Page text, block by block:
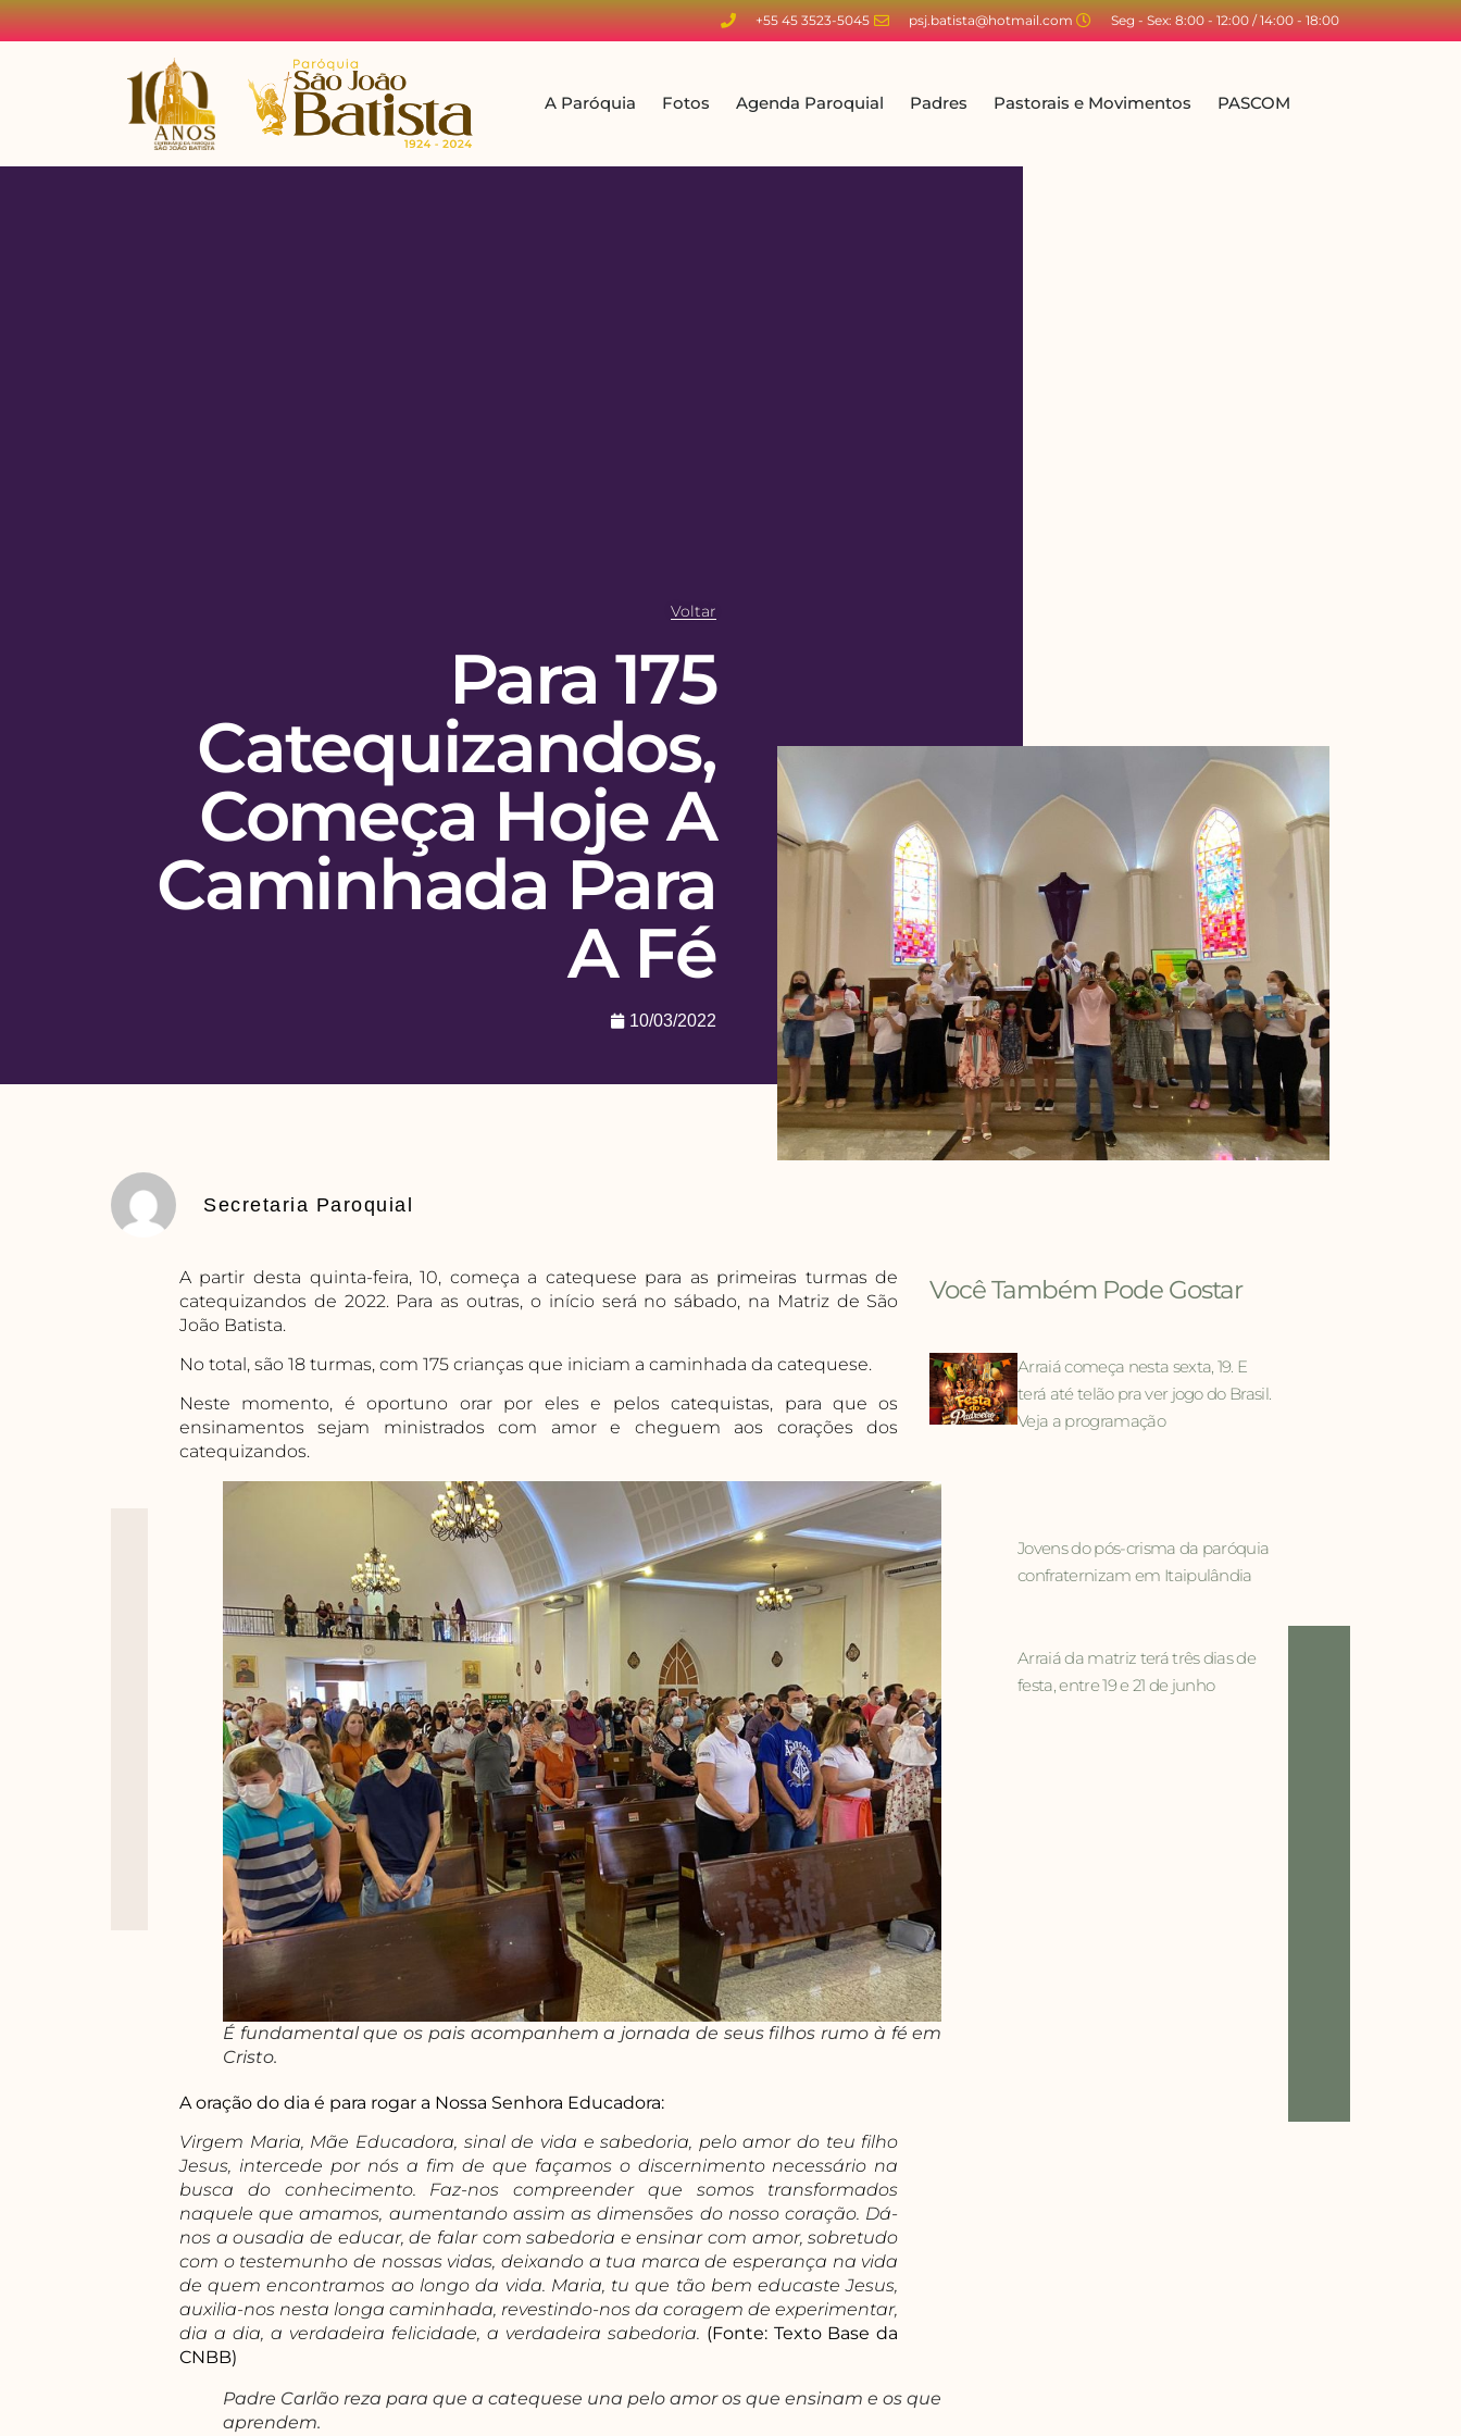
+55 45 3523-5045 psj.batista@hotmail.com Seg - Sex: 8:00 - 12:00 / 14:00 - 18:00
A Paróquia Fotos Agenda Paroquial Padres Pastorais e Movimentos PASCOM
Voltar
Para 175
Catequizandos,
Começa Hoje A
Caminhada Para
A Fé
10/03/2022
Secretaria Paroquial
A partir desta quinta-feira, 10, começa a catequese para as primeiras turmas de
catequizandos de 2022. Para as outras, o início será no sábado, na Matriz de São
João Batista.
No total, são 18 turmas, com 175 crianças que iniciam a caminhada da catequese.
Neste momento, é oportuno orar por eles e pelos catequistas, para que os
ensinamentos sejam ministrados com amor e cheguem aos corações dos
catequizandos.
É fundamental que os pais acompanhem a jornada de seus filhos rumo à fé em
Cristo.
A oração do dia é para rogar a Nossa Senhora Educadora:
Virgem Maria, Mãe Educadora, sinal de vida e sabedoria, pelo amor do teu filho
Jesus, intercede por nós a fim de que façamos o discernimento necessário na
busca do conhecimento. Faz-nos compreender que somos transformados
naquele que amamos, aumentando assim as dimensões do nosso coração. Dá-
nos a ousadia de educar, de falar com sabedoria e ensinar com amor, sobretudo
com o testemunho de nossas vidas, deixando a tua marca de esperança na vida
de quem encontramos ao longo da vida. Maria, tu que tão bem educaste Jesus,
auxilia-nos nesta longa caminhada, revestindo-nos da coragem de experimentar,
dia a dia, a verdadeira felicidade, a verdadeira sabedoria. (Fonte: Texto Base da
CNBB)
Padre Carlão reza para que a catequese una pelo amor os que ensinam e os que
aprendem.
Você Também Pode Gostar
Arraiá começa nesta sexta, 19. E
terá até telão pra ver jogo do Brasil.
Veja a programação
Jovens do pós-crisma da paróquia
confraternizam em Itaipulândia
Arraiá da matriz terá três dias de
festa, entre 19 e 21 de junho